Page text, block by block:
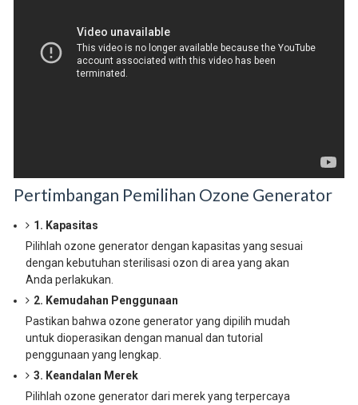
Pertimbangan Pemilihan Ozone Generator
1. Kapasitas
Pilihlah ozone generator dengan kapasitas yang sesuai
dengan kebutuhan sterilisasi ozon di area yang akan
Anda perlakukan.
2. Kemudahan Penggunaan
Pastikan bahwa ozone generator yang dipilih mudah
untuk dioperasikan dengan manual dan tutorial
penggunaan yang lengkap.
3. Keandalan Merek
Pilihlah ozone generator dari merek yang terpercaya